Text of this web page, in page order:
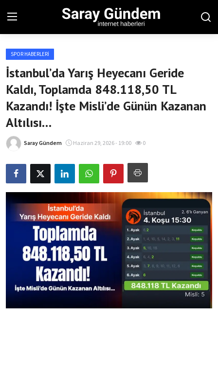
Ana Sayfa
Bölgesel
Son Dakika
Spor Haberleri
Magazin Haberleri
Dünya Haberleri
SPOR HABERLERI
İstanbul’da Yarış Heyecanı Geride
Kaldı, Toplamda 848.118,50 TL
Kazandı! İşte Misli’de Günün Kazanan
Altılısı…
Saray Gündem Haziran 29, 2026 - 19:00 0